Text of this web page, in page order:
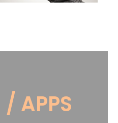
/ APPS